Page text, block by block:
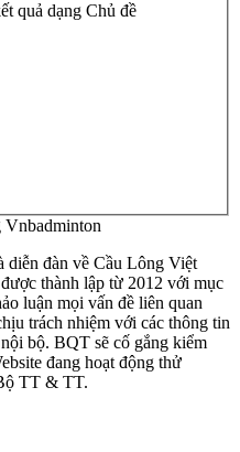
quả dạng Chủ đề
diễn đàn về Cầu Lông Việt
thành lập từ 2012 với mục
luận mọi vấn đề liên quan
trách nhiệm với các thông tin
bộ. BQT sẽ cố gắng kiểm
đang hoạt động thử
TT & TT.